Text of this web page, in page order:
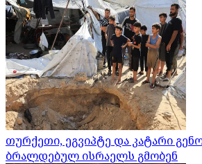
თურქეთი, ეგვიპტე და კატარი
ბრალდებულ ისრაელს გმობენ